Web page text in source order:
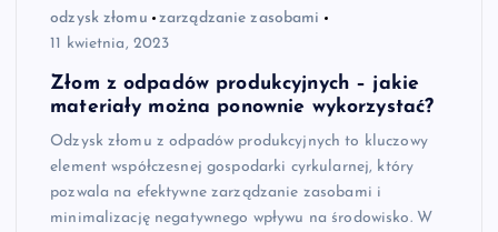
odzysk złomu
zarządzanie zasobami
11 kwietnia, 2023
Złom z odpadów produkcyjnych – jakie
materiały można ponownie wykorzystać?
Odzysk złomu z odpadów produkcyjnych to kluczowy
element współczesnej gospodarki cyrkularnej, który
pozwala na efektywne zarządzanie zasobami i
minimalizację negatywnego wpływu na środowisko. W